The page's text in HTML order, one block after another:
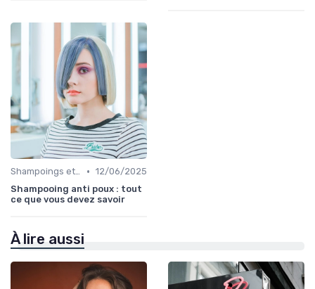
Shampoings et Après-Shampoings • 12/06/2025
Shampooing anti poux : tout
ce que vous devez savoir
À lire aussi